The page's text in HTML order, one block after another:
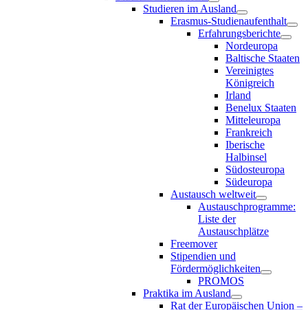
Studieren im Ausland
Erasmus-Studienaufenthalt
Erfahrungsberichte
Nordeuropa
Baltische Staaten
Vereinigtes
Königreich
Irland
Benelux Staaten
Mitteleuropa
Frankreich
Iberische
Halbinsel
Südosteuropa
Südeuropa
Austausch weltweit
Austauschprogramme:
Liste der
Austauschplätze
Freemover
Stipendien und
Fördermöglichkeiten
PROMOS
Praktika im Ausland
Rat der Europäischen Union –